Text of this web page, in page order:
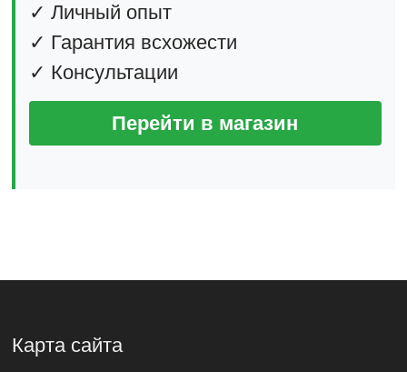
✓ Личный опыт
✓ Гарантия всхожести
✓ Консультации
Перейти в магазин
Карта сайта